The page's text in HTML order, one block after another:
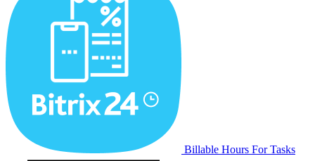
Billable Hours For Tasks